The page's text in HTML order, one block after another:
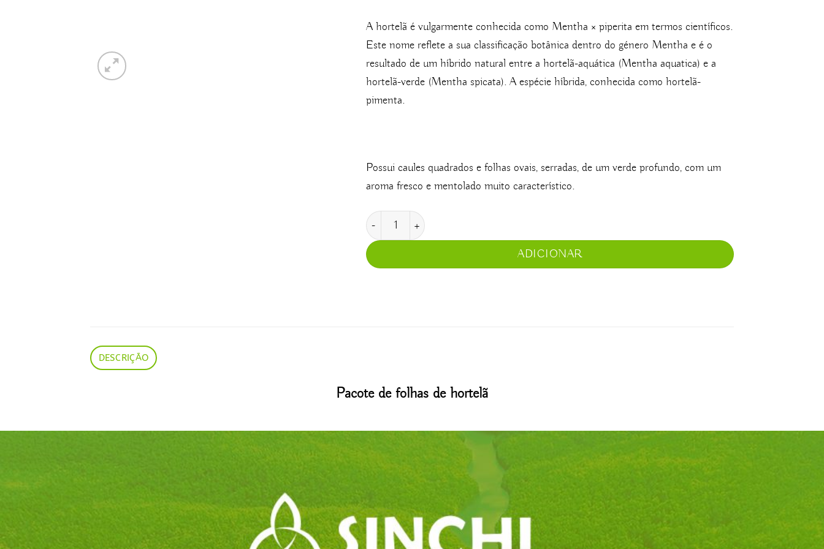
A hortelã é vulgarmente conhecida como Mentha × piperita em termos científicos.
Este nome reflete a sua classificação botânica dentro do género Mentha e é o
resultado de um híbrido natural entre a hortelã-aquática (Mentha aquatica) e a
hortelã-verde (Mentha spicata). A espécie híbrida, conhecida como hortelã-
pimenta.
Possui caules quadrados e folhas ovais, serradas, de um verde profundo, com um
aroma fresco e mentolado muito característico.
Quantidade de Hortelã
ADICIONAR
DESCRIÇÃO
Pacote de folhas de hortelã